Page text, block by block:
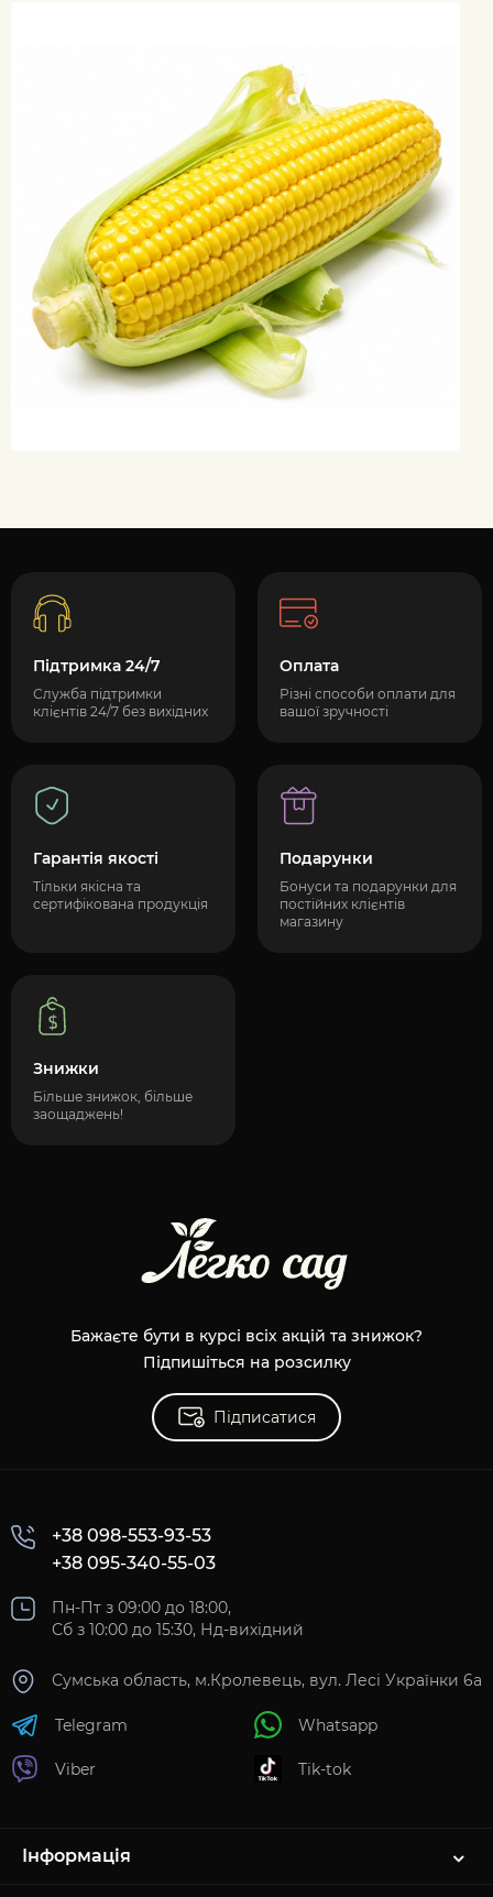
Підтримка 24/7
Служба підтримки
клієнтів 24/7 без вихідних
Оплата
Різні способи оплати для
вашої зручності
Гарантія якості
Тільки якісна та
сертифікована продукція
Подарунки
Бонуси та подарунки для
постійних клієнтів
магазину
Знижки
Більше знижок, більше
заощаджень!
Бажаєте бути в курсі всіх акцій та знижок?
Підпишіться на розсилку
Підписатися
+38 098-553-93-53
+38 095-340-55-03
Пн-Пт з 09:00 до 18:00,
Сб з 10:00 до 15:30, Нд-вихідний
Сумська область, м.Кролевець, вул. Лесі Українки 6а
Telegram
Viber
Whatsapp
Tik-tok
Інформація